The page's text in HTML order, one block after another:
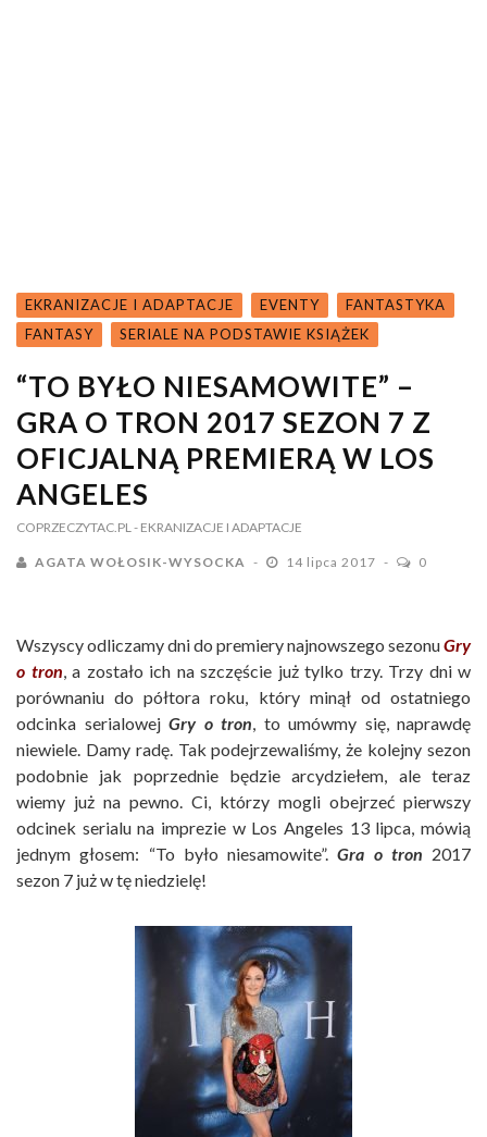
EKRANIZACJE I ADAPTACJE EVENTY
FANTASTYKA
FANTASY
SERIALE NA PODSTAWIE KSIĄŻEK
“TO BYŁO NIESAMOWITE” –
GRA O TRON 2017 SEZON 7 Z
OFICJALNĄ PREMIERĄ W LOS
ANGELES
COPRZECZYTAC.PL - EKRANIZACJE I ADAPTACJE
AGATA WOŁOSIK-WYSOCKA 14 lipca 2017 0
Wszyscy odliczamy dni do premiery najnowszego sezonuGry
o tron, a zostało ich na szczęście już tylko trzy. Trzy dni w
porównaniu do półtora roku, który minął od ostatniego
odcinka serialowej Gry o tron, to umówmy się, naprawdę
niewiele. Damy radę. Tak podejrzewaliśmy, że kolejny sezon
podobnie jak poprzednie będzie arcydziełem, ale teraz
wiemy już na pewno. Ci, którzy mogli obejrzeć pierwszy
odcinek serialu na imprezie w Los Angeles 13 lipca, mówią
jednym głosem: “To było niesamowite”.Gra o tron 2017
sezon 7 już w tę niedzielę!